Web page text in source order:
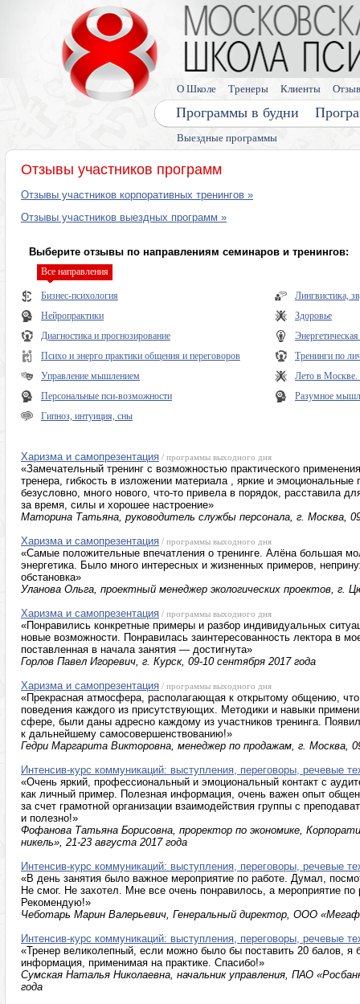
Выездные программы
Программы в будни
О Школе Тренеры Клиенты
Отзывы участников программ
Отзывы участников корпоративных тренингов »
Отзывы участников выездных программ »
Выберите отзывы по направлениям семинаров и тренингов:
Все направления
Бизнес-психология
Нейропрактики
Диагностика и прогнозирование
Психо и энерго практики общения и переговоров
Управление мышлением
Персональные пси-возможности
Гипноз, интуиция, сны
Лингвистика,
Здоровье
Тренинги по
Лето в
Разумное
Харизма и самопрезентация / программы выходного дня
«Замечательный тренинг с возможностью практического
тренера, гибкость в изложении материала , яркие и
безусловно, много нового, что-то привела в порядок, расставила
за время, силы и хорошее настроение»
Маторина Татьяна, руководитель службы персонала, г. Москва,
Харизма и самопрезентация / программы выходного дня
«Самые положительные впечатления о тренинге. Алёна большая
энергетика. Было много интересных и жизненных примеров,
обстановка»
Уланова Ольга, проектный менеджер экологических проектов, г.
Харизма и самопрезентация / программы выходного дня
«Понравились конкретные примеры и разбор индивидуальных
новые возможности. Понравилась заинтересованность лектора в
поставленная в начала занятия — достигнута»
Горлов Павел Игоревич, г. Курск, 09-10 сентября 2017 года
Харизма и самопрезентация / программы выходного дня
«Прекрасная атмосфера, располагающая к открытому общению, что
поведения каждого из присутствующих. Методики и навыки
сфере, были даны адресно каждому из участников тренинга.
к дальнейшему самосовершенствованию!»
Гедри Маргарита Викторовна, менеджер по продажам, г. Москва,
Интенсив-курс коммуникаций: выступления, переговоры, речевые
«Очень яркий, профессиональный и эмоциональный контакт с
как личный пример. Полезная информация, очень важен опыт
за счет грамотной организации взаимодействия группы с
и полезно!»
Фофанова Татьяна Борисовна, проректор по экономике,
никель», 21-23 августа 2017 года
Интенсив-курс коммуникаций: выступления, переговоры, речевые
«В день занятия было важное мероприятие по работе. Думал,
Не смог. Не захотел. Мне все очень понравилось, а мероприятие по
Рекомендую!»
Чеботарь Марин Валерьевич, Генеральный директор, ООО
Интенсив-курс коммуникаций: выступления, переговоры, речевые
«Тренер великолепный, если можно было бы поставить 20 балов, я
информация, применимая на практике. Спасибо!»
Сумская Наталья Николаевна, начальник управления, ПАО
года